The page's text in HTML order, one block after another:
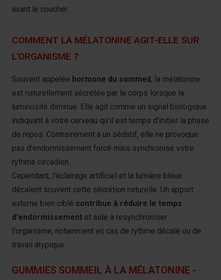
avant le coucher.
COMMENT LA MÉLATONINE AGIT-ELLE SUR
L'ORGANISME ?
Souvent appelée hormone du sommeil, la mélatonine
est naturellement sécrétée par le corps lorsque la
luminosité diminue. Elle agit comme un signal biologique
indiquant à votre cerveau qu'il est temps d'initier la phase
de repos. Contrairement à un sédatif, elle ne provoque
pas d'endormissement forcé mais synchronise votre
rythme circadien.
Cependant, l'éclairage artificiel et la lumière bleue
décalent souvent cette sécrétion naturelle. Un apport
externe bien ciblé contribue à réduire le temps
d'endormissement et aide à resynchroniser
l'organisme, notamment en cas de rythme décalé ou de
travail atypique.
GUMMIES SOMMEIL À LA MÉLATONINE -